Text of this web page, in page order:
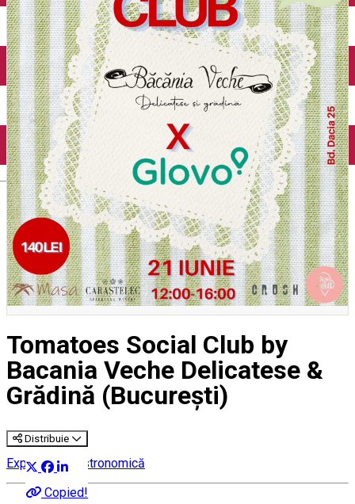
English
Tomatoes Social Club by
Bacania Veche Delicatese &
Grădină (București)
Distribuie
Copied!
Experiență gastronomică